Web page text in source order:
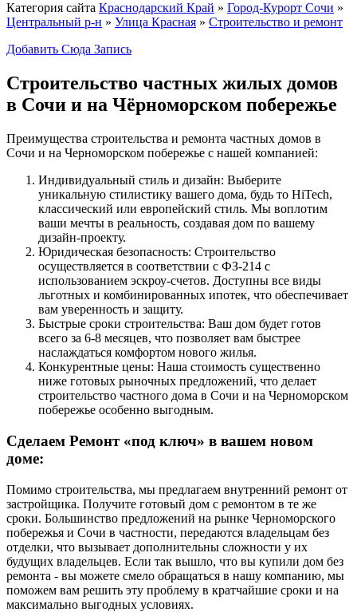
Категория сайта Краснодарский Край » Город-Курорт Сочи »
Центральный р-н » Улица Красная » Строительство и ремонт
Добавить Сюда Запись
Строительство частных жилых домов
в Сочи и на Чёрноморском побережье
Преимущества строительства и ремонта частных домов в
Сочи и на Черноморском побережье с нашей компанией:
Индивидуальный стиль и дизайн: Выберите
уникальную стилистику вашего дома, будь то HiTech,
классический или европейский стиль. Мы воплотим
ваши мечты в реальность, создавая дом по вашему
дизайн-проекту.
Юридическая безопасность: Строительство
осуществляется в соответствии с ФЗ-214 с
использованием эскроу-счетов. Доступны все виды
льготных и комбинированных ипотек, что обеспечивает
вам уверенность и защиту.
Быстрые сроки строительства: Ваш дом будет готов
всего за 6-8 месяцев, что позволяет вам быстрее
наслаждаться комфортом нового жилья.
Конкурентные цены: Наша стоимость существенно
ниже готовых рыночных предложений, что делает
строительство частного дома в Сочи и на Черноморском
побережье особенно выгодным.
Сделаем Ремонт «под ключ» в вашем новом
доме:
Помимо строительства, мы предлагаем внутренний ремонт от
застройщика. Получите готовый дом с ремонтом в те же
сроки. Большинство предложений на рынке Черноморского
побережья и Сочи в частности, передаются владельцам без
отделки, что вызывает дополнительны сложности у их
будущих владельцев. Если так вышло, что вы купили дом без
ремонта - вы можете смело обращаться в нашу компанию, мы
поможем вам решить эту проблему в кратчайшие сроки и на
максимально выгодных условиях.